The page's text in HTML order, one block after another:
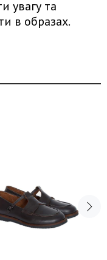
увагу та
в образах.